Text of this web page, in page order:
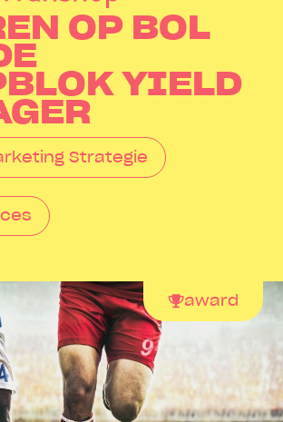
OP BOL
YIELD
Strategie
award